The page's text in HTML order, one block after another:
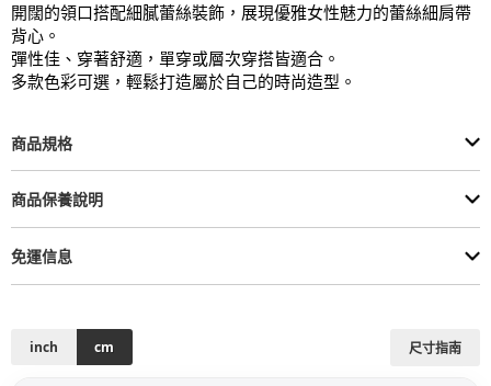
開闊的領口搭配細膩蕾絲裝飾，展現優雅女性魅力的蕾絲細肩帶
背心。
彈性佳、穿著舒適，單穿或層次穿搭皆適合。
多款色彩可選，輕鬆打造屬於自己的時尚造型。
商品規格
商品保養說明
免運信息
尺寸指南
inch cm